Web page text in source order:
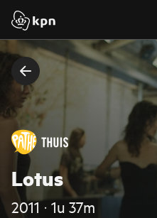
Lotus
2011 ‧ 1u 37m